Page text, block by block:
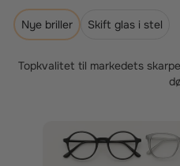
tilskud, når du køber briller
giver kun tilskud til
er specialister i.
Nye briller Skift glas i stel
Topkvalitet til markedets